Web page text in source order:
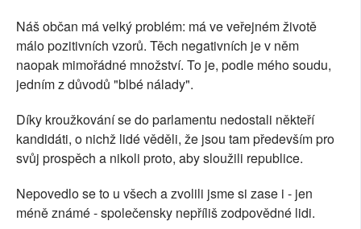
Náš občan má velký problém: má ve veřejném životě
málo pozitivních vzorů. Těch negativních je v něm
naopak mimořádné množství. To je, podle mého soudu,
jedním z důvodů "blbé nálady".
Díky kroužkování se do parlamentu nedostali někteří
kandidáti, o nichž lidé věděli, že jsou tam především pro
svůj prospěch a nikoli proto, aby sloužili republice.
Nepovedlo se to u všech a zvolili jsme si zase i - jen
méně známé - společensky nepříliš zodpovědné lidi.